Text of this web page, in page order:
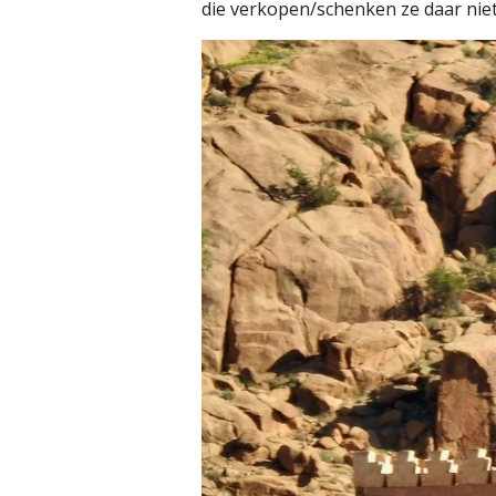
die verkopen/schenken ze daar